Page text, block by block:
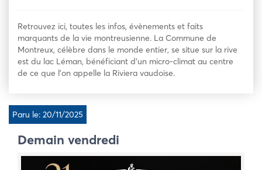
Retrouvez ici, toutes les infos, évènements et faits
marquants de la vie montreusienne. La Commune de
Montreux, célèbre dans le monde entier, se situe sur la rive
est du lac Léman, bénéficiant d’un micro-climat au centre
de ce que l’on appelle la Riviera vaudoise.
Paru le: 20/11/2025
Demain vendredi